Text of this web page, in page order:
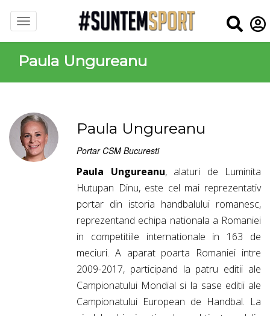
Paula Ungureanu
Paula Ungureanu
Portar CSM Bucuresti
Paula Ungureanu, alaturi de Luminita
Hutupan Dinu, este cel mai reprezentativ
portar din istoria handbalului romanesc,
reprezentand echipa nationala a Romaniei
in competitiile internationale in 163 de
meciuri. A aparat poarta Romaniei intre
2009-2017, participand la patru editii ale
Campionatului Mondial si la sase editii ale
Campionatului European de Handbal. La